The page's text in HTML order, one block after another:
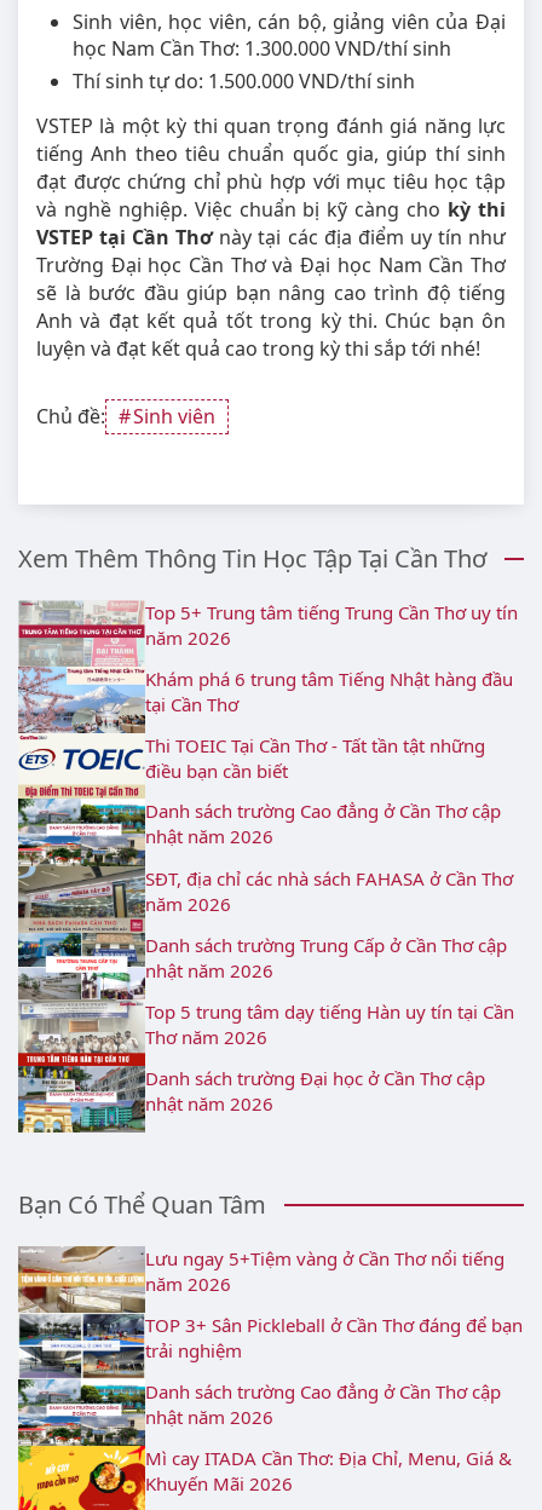
Sinh viên, học viên, cán bộ, giảng viên của Đại
học Nam Cần Thơ: 1.300.000 VND/thí sinh
Thí sinh tự do: 1.500.000 VND/thí sinh
VSTEP là một kỳ thi quan trọng đánh giá năng lực
tiếng Anh theo tiêu chuẩn quốc gia, giúp thí sinh
đạt được chứng chỉ phù hợp với mục tiêu học tập
và nghề nghiệp. Việc chuẩn bị kỹ càng cho kỳ thi
VSTEP tại Cần Thơ này tại các địa điểm uy tín như
Trường Đại học Cần Thơ và Đại học Nam Cần Thơ
sẽ là bước đầu giúp bạn nâng cao trình độ tiếng
Anh và đạt kết quả tốt trong kỳ thi. Chúc bạn ôn
luyện và đạt kết quả cao trong kỳ thi sắp tới nhé!
Chủ đề: Sinh viên
Xem Thêm Thông Tin Học Tập Tại Cần Thơ
Top 5+ Trung tâm tiếng Trung Cần Thơ uy tín
năm 2026
Khám phá 6 trung tâm Tiếng Nhật hàng đầu
tại Cần Thơ
Thi TOEIC Tại Cần Thơ - Tất tần tật những
điều bạn cần biết
Danh sách trường Cao đẳng ở Cần Thơ cập
nhật năm 2026
SĐT, địa chỉ các nhà sách FAHASA ở Cần Thơ
năm 2026
Danh sách trường Trung Cấp ở Cần Thơ cập
nhật năm 2026
Top 5 trung tâm dạy tiếng Hàn uy tín tại Cần
Thơ năm 2026
Danh sách trường Đại học ở Cần Thơ cập
nhật năm 2026
Bạn Có Thể Quan Tâm
Lưu ngay 5+Tiệm vàng ở Cần Thơ nổi tiếng
năm 2026
TOP 3+ Sân Pickleball ở Cần Thơ đáng để bạn
trải nghiệm
Danh sách trường Cao đẳng ở Cần Thơ cập
nhật năm 2026
Mì cay ITADA Cần Thơ: Địa Chỉ, Menu, Giá &
Khuyến Mãi 2026